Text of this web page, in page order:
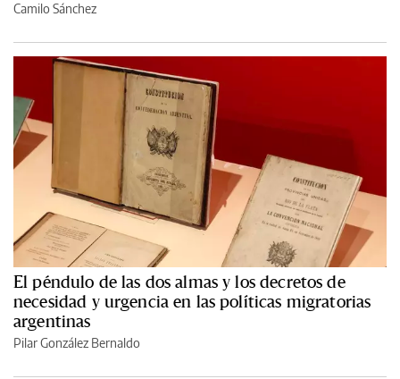
Camilo Sánchez
El péndulo de las dos almas y los decretos de
necesidad y urgencia en las políticas migratorias
argentinas
Pilar González Bernaldo